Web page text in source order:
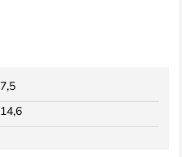
14,6
7,5